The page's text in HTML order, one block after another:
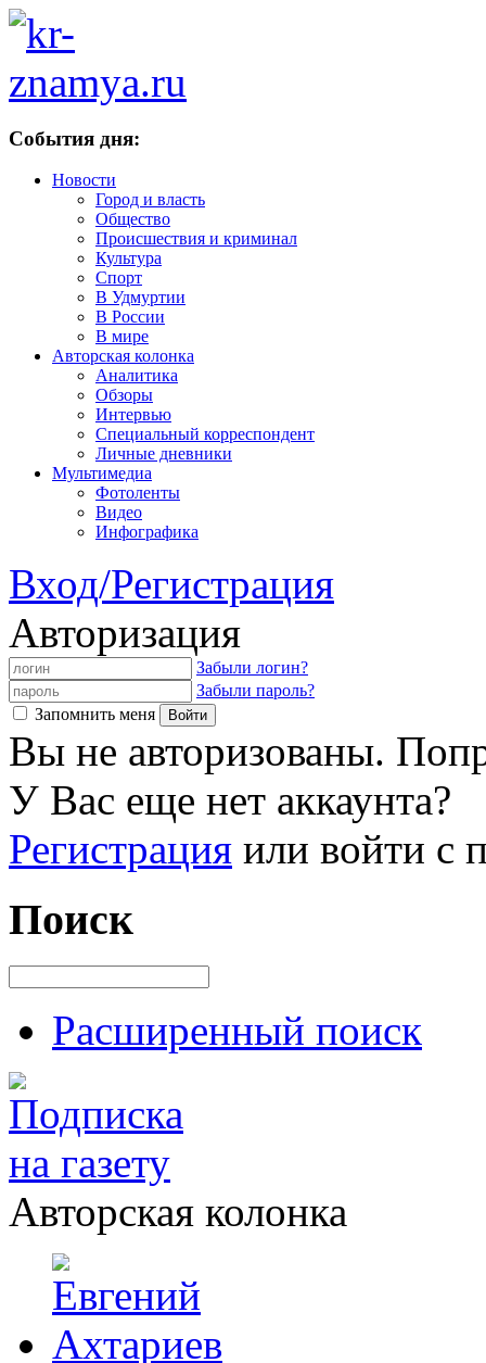
События дня:
Новости
Город и власть
Общество
Происшествия и криминал
Культура
Спорт
В Удмуртии
В России
В мире
Авторская колонка
Аналитика
Обзоры
Интервью
Специальный корреспондент
Личные дневники
Мультимедиа
Фотоленты
Видео
Инфографика
Вход/Регистрация
Авторизация
Забыли логин?
Забыли пароль?
Запомнить меня
Вы не авторизованы.
У Вас еще нет аккаунта?
Регистрация или войти с
Поиск
Расширенный поиск
Авторская колонка